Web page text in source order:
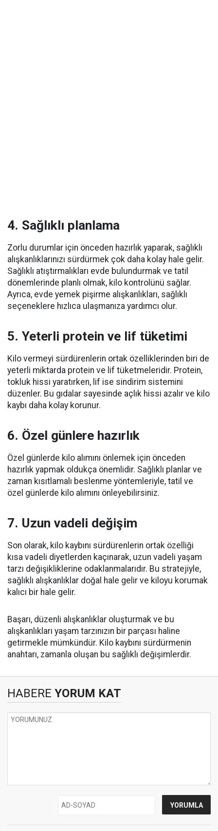
4. Sağlıklı planlama
Zorlu durumlar için önceden hazırlık yaparak, sağlıklı
alışkanlıklarınızı sürdürmek çok daha kolay hale gelir.
Sağlıklı atıştırmalıkları evde bulundurmak ve tatil
dönemlerinde planlı olmak, kilo kontrolünü sağlar.
Ayrıca, evde yemek pişirme alışkanlıkları, sağlıklı
seçeneklere hızlıca ulaşmanıza yardımcı olur.
5. Yeterli protein ve lif tüketimi
Kilo vermeyi sürdürenlerin ortak özelliklerinden biri de
yeterli miktarda protein ve lif tüketmeleridir. Protein,
tokluk hissi yaratırken, lif ise sindirim sistemini
düzenler. Bu gıdalar sayesinde açlık hissi azalır ve kilo
kaybı daha kolay korunur.
6. Özel günlere hazırlık
Özel günlerde kilo alımını önlemek için önceden
hazırlık yapmak oldukça önemlidir. Sağlıklı planlar ve
zaman kısıtlamalı beslenme yöntemleriyle, tatil ve
özel günlerde kilo alımını önleyebilirsiniz.
7. Uzun vadeli değişim
Son olarak, kilo kaybını sürdürenlerin ortak özelliği
kısa vadeli diyetlerden kaçınarak, uzun vadeli yaşam
tarzı değişikliklerine odaklanmalarıdır. Bu stratejiyle,
sağlıklı alışkanlıklar doğal hale gelir ve kiloyu korumak
kalıcı bir hale gelir.
Başarı, düzenli alışkanlıklar oluşturmak ve bu
alışkanlıkları yaşam tarzınızın bir parçası haline
getirmekle mümkündür. Kilo kaybını sürdürmenin
anahtarı, zamanla oluşan bu sağlıklı değişimlerdir.
HABERE YORUM KAT